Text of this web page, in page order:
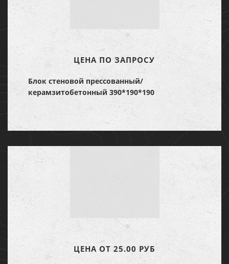
ЦЕНА ПО ЗАПРОСУ
Блок стеновой прессованный/
керамзитобетонный 390*190*190
ЦЕНА ОТ 25.00 РУБ